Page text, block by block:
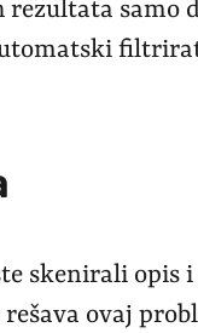
samo
skenirali opis
ovaj